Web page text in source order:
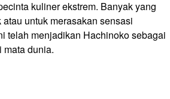
kuliner ekstrem. Banyak yang
untuk merasakan sensasi
telah menjadikan Hachinoko sebagai
mata dunia.